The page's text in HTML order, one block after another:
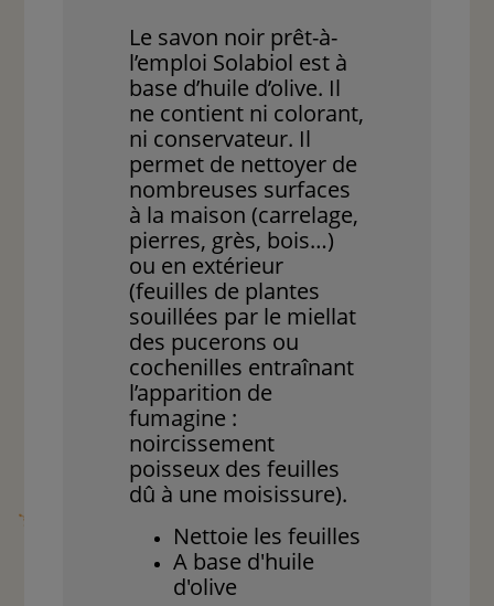
Le savon noir prêt-à-
l’emploi Solabiol est à
base d’huile d’olive. Il
ne contient ni colorant,
ni conservateur. Il
permet de nettoyer de
nombreuses surfaces
à la maison (carrelage,
pierres, grès, bois…)
ou en extérieur
(feuilles de plantes
souillées par le miellat
des pucerons ou
cochenilles entraînant
l’apparition de
fumagine :
noircissement
poisseux des feuilles
dû à une moisissure).
Nettoie les feuilles
A base d'huile
d'olive